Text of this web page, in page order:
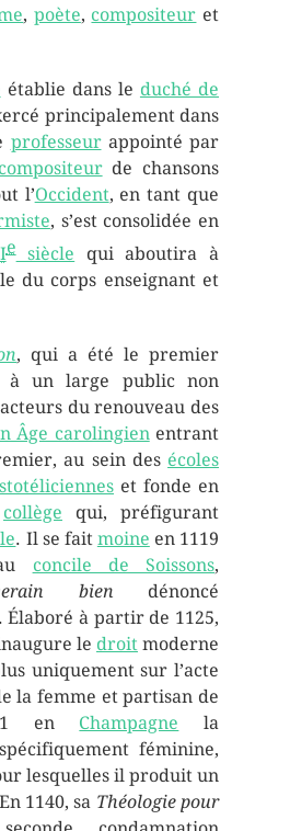
, poète, compositeur et
établie dans le duché de
principalement dans
professeurappointé par
compositeurde chansons
l’Occident, en tant que
, s’est consolidée en
esiècle qui aboutira à
du corps enseignant et
, qui a été le premier
à un large public non
du renouveau des
Âge carolingienentrant
au sein des écoles
et fonde en
collège qui, préfigurant
. Il se fait moine en 1119
concile de Soissons,
bien dénoncé
. Élaboré à partir de 1125,
le droit moderne
uniquement sur l’acte
la femme et partisan de
en Champagne la
féminine,
lesquelles il produit un
1140, sa Théologie pour